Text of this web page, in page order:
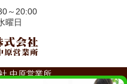
～20:00
曜日
中原営業所